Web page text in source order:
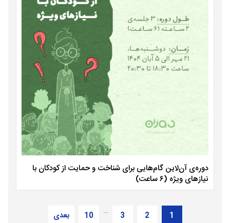
دوره‌ی آن‌لاین گام‌هایی برای شناخت و حمایت از کودکان با
نیازهای ویژه (۶ ساعت)
1
2
3
…
10 بعدی